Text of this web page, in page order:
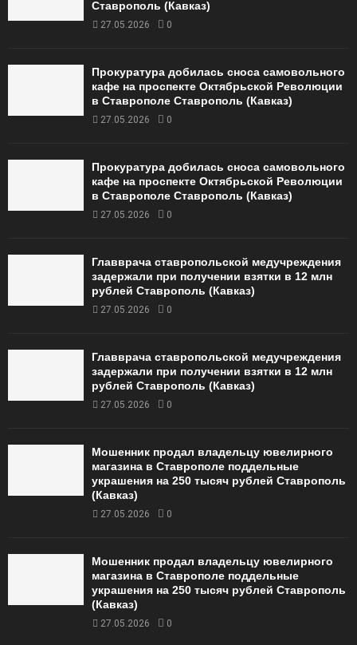
Ставрополь (Кавказ)
27.05.2026 0
Прокуратура добилась сноса самовольного
кафе на проспекте Октябрьской Революции
в Ставрополе Ставрополь (Кавказ)
27.05.2026 0
Прокуратура добилась сноса самовольного
кафе на проспекте Октябрьской Революции
в Ставрополе Ставрополь (Кавказ)
27.05.2026 0
Главврача ставропольской медучреждения
задержали при получении взятки в 12 млн
рублей Ставрополь (Кавказ)
27.05.2026 0
Главврача ставропольской медучреждения
задержали при получении взятки в 12 млн
рублей Ставрополь (Кавказ)
27.05.2026 0
Мошенник продал владельцу ювелирного
магазина в Ставрополе поддельные
украшения на 250 тысяч рублей Ставрополь
(Кавказ)
27.05.2026 0
Мошенник продал владельцу ювелирного
магазина в Ставрополе поддельные
украшения на 250 тысяч рублей Ставрополь
(Кавказ)
27.05.2026 0